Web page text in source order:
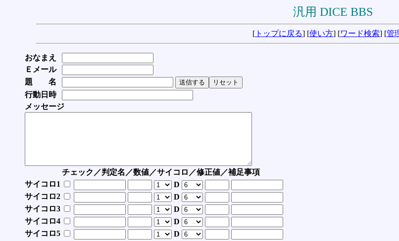
汎用 DICE BBS
[ トップに戻る] [使い方] [ワード検索] [管
おなまえ
Ｅメール
題 名
行動日時
メッセージ
チェック／判定名／数値／サイコロ／修正値／補足事項
サイコロ1
D
サイコロ2
D
サイコロ3
D
サイコロ4
D
サイコロ5
D